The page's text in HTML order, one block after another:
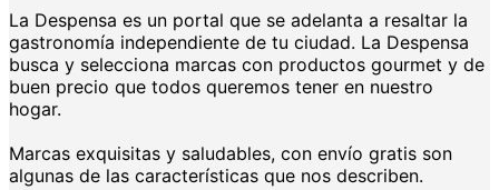
La Despensa es un portal que se adelanta a resaltar la
gastronomía independiente de tu ciudad. La Despensa
busca y selecciona marcas con productos gourmet y de
buen precio que todos queremos tener en nuestro
hogar.
Marcas exquisitas y saludables, con envío gratis son
algunas de las características que nos describen.